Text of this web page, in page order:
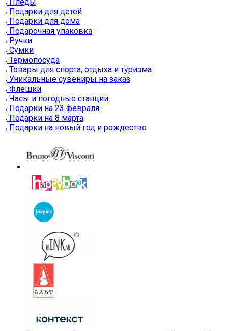
Подарки для детей
Подарки для дома
Подарочная упаковка
Ручки
Сумки
Термопосуда
Товары для спорта, отдыха и туризма
Уникальные сувениры на заказ
Флешки
Часы и погодные станции
Подарки на 23 февраля
Подарки на 8 марта
Подарки на новый год и рождество